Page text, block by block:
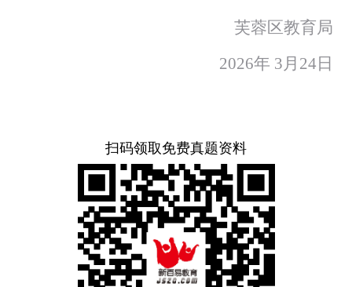
芙蓉区教育局
2026年 3 月 24 日
扫码领取免费真题资料